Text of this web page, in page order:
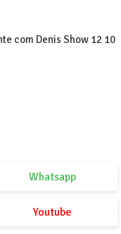
com Denis Show 12 10
Whatsapp
Youtube